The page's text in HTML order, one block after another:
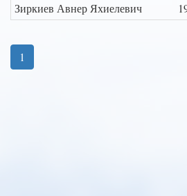
Зиркиев Авнер Яхиелевич
1